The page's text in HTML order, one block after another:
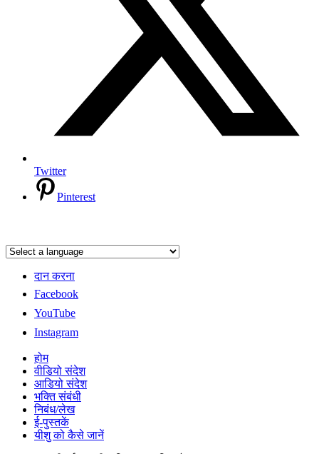
Twitter
Pinterest
दान करना
Facebook
YouTube
Instagram
होम
वीडियो संदेश
आडियो संदेश
भक्ति संबंधी
निबंध/लेख
ई-पुस्तकें
यीशु को कैसे जानें